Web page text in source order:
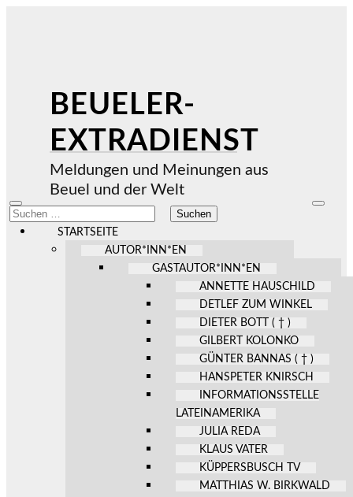
BEUELER-
EXTRADIENST
Meldungen und Meinungen aus
Beuel und der Welt
Mobile-
Menü
ein-/ausblenden
Suchen
nach:
STARTSEITE
AUTOR*INN*EN
GASTAUTOR*INN*EN
ANNETTE HAUSCHILD
DETLEF ZUM WINKEL
DIETER BOTT ( † )
GILBERT KOLONKO
GÜNTER BANNAS ( † )
HANSPETER KNIRSCH
INFORMATIONSSTELLE
LATEINAMERIKA
JULIA REDA
KLAUS VATER
KÜPPERSBUSCH TV
MATTHIAS W. BIRKWALD